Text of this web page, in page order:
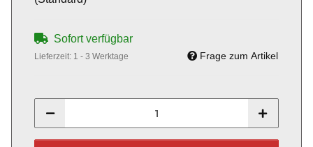
Sofort verfügbar
Lieferzeit: 1 - 3 Werktage Frage zum Artikel